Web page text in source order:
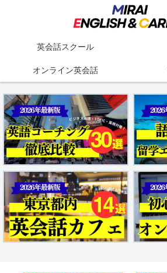
英会話スクール
オンライン英会話